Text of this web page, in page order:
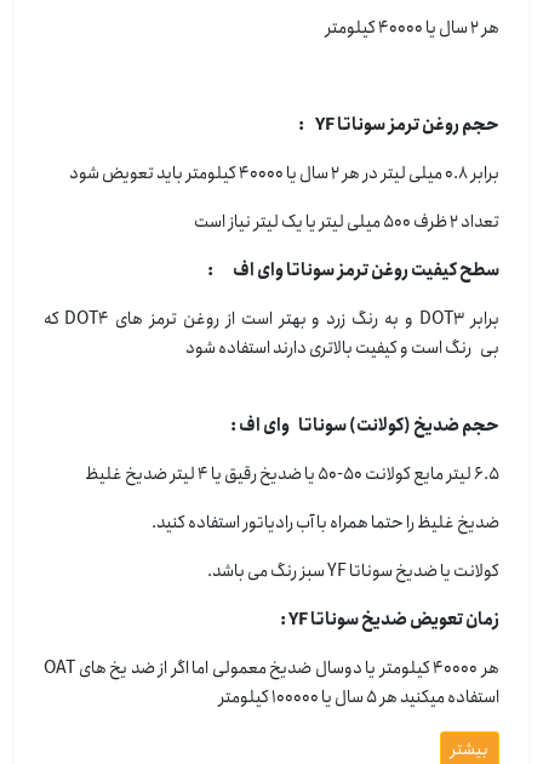
هر 2 سال یا 40000 کیلومتر
حجم روغن ترمز سوناتا YF :
برابر 0.8 میلی لیتر در هر 2 سال یا 40000 کیلومتر باید تعویض شود
تعداد 2 ظرف 500 میلی لیتر یا یک لیتر نیاز است
سطح کیفیت روغن ترمز سوناتا وای اف :
برابر DOT3 و به رنگ زرد و بهتر است از روغن ترمز های DOT4 که
بی رنگ است و کیفیت بالاتری دارند استفاده شود
حجم ضدیخ (کولانت) سوناتا وای اف :
6.5 لیتر مایع کولانت 50-50 یا ضدیخ رقیق یا 4 لیتر ضدیخ غلیظ
ضدیخ غلیظ را حتما همراه با آب رادیاتور استفاده کنید.
کولانت یا ضدیخ سوناتا YF سبز رنگ می باشد.
زمان تعویض ضدیخ سوناتا YF :
هر 40000 کیلومتر یا دوسال ضدیخ معمولی اما اگر از ضد یخ های OAT
استفاده میکنید هر 5 سال یا 100000 کیلومتر
بیشتر